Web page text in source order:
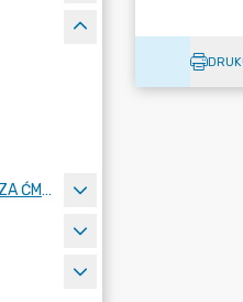
ZARZĄDZENIA BURMISTRZA ĆMIELOWA